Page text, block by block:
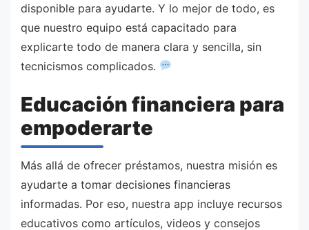
disponible para ayudarte. Y lo mejor de todo, es
que nuestro equipo está capacitado para
explicarte todo de manera clara y sencilla, sin
tecnicismos complicados.
Educación financiera para
empoderarte
Más allá de ofrecer préstamos, nuestra misión es
ayudarte a tomar decisiones financieras
informadas. Por eso, nuestra app incluye recursos
educativos como artículos, videos y consejos